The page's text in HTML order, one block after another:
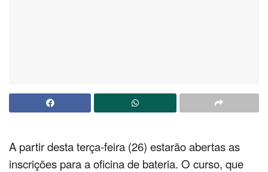
A partir desta terça-feira (26) estarão abertas as
inscrições para a oficina de bateria. O curso, que